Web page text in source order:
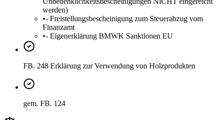
werden)
•- Freistellungsbescheinigung zum Steuerabzug vom
Finanzamt
•- Eigenerklärung BMWK Sanktionen EU
FB. 248 Erklärung zur Verwendung von Holzprodukten
gem. FB. 124